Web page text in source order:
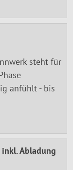
steht für
anfühlt - bis
Abladung